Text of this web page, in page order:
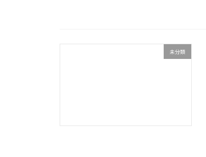
未分類